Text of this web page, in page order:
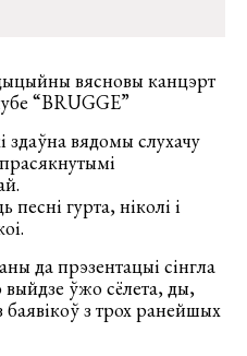
вясновы канцэрт
“BRUGGE”
здаўна вядомы слухачу
гурта, ніколі і
да прэзентацыі сінгла
выйдзе ўжо сёлета, ды,
з трох ранейшых